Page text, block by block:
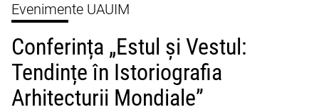
Evenimente UAUIM
Conferința „Estul și Vestul:
Tendințe în Istoriografia
Arhitecturii Mondiale”